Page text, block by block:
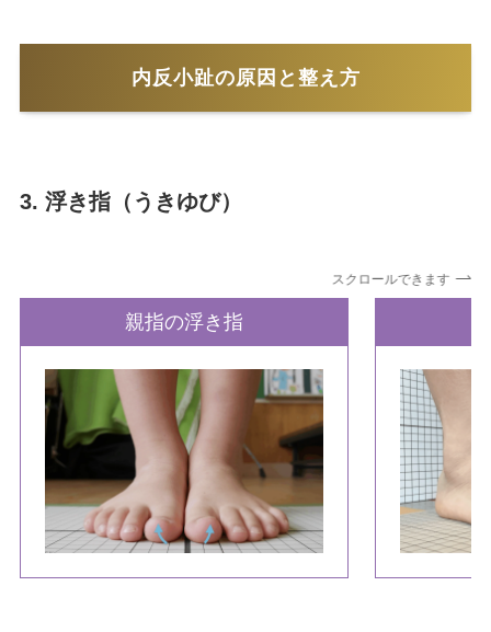
内反小趾の原因と整え方
3. 浮き指（うきゆび）
スクロールできます
親指の浮き指